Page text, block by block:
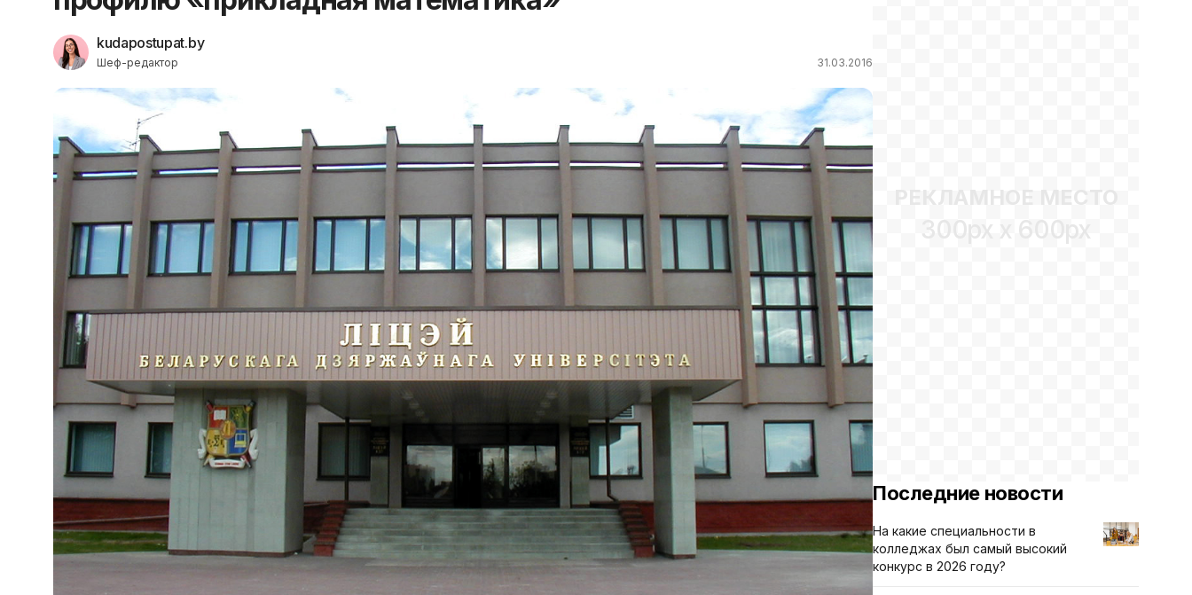
kudapostupat.by
Шеф-редактор 31.03.2016
РЕКЛАМНОЕ МЕСТО
300px x 600px
Последние новости
На какие специальности в
колледжах был самый высокий
конкурс в 2026 году?